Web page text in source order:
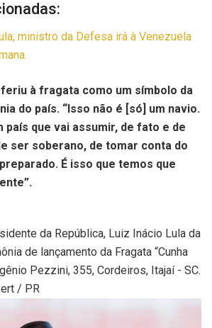
ministro da Defesa irá à Venezuela
à fragata como um símbolo da
do país. “Isso não é [só] um navio.
país que vai assumir, de fato e de
ser soberano, de tomar conta do
É isso que temos que